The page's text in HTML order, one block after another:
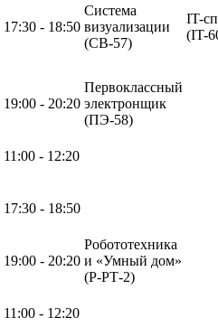
17:30 - 18:50
Система
визуализации
(СВ-57)
IT-
(IT-
19:00 - 20:20
Первоклассный
электронщик
(ПЭ-58)
11:00 - 12:20
17:30 - 18:50
19:00 - 20:20
Робототехника
и «Умный дом»
(Р-РТ-2)
11:00 - 12:20